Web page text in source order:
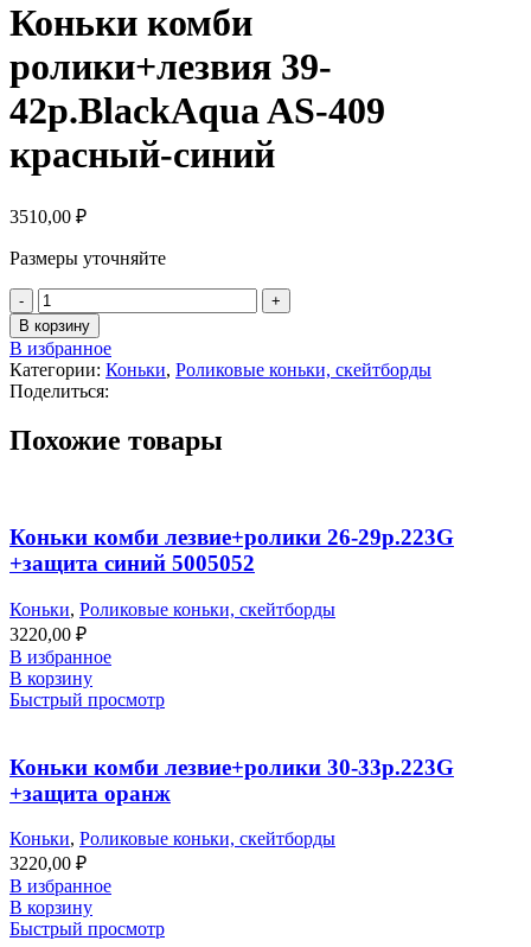
Коньки комби
ролики+лезвия 39-
42р.BlackAqua AS-409
красный-синий
3510,00 ₽
Размеры уточняйте
В корзину
В избранное
Категории: Коньки, Роликовые коньки, скейтборды
Поделиться:
Похожие товары
Коньки комби лезвие+ролики 26-29р.223G
+защита синий 5005052
Коньки, Роликовые коньки, скейтборды
3220,00 ₽
В избранное
В корзину
Быстрый просмотр
Коньки комби лезвие+ролики 30-33р.223G
+защита оранж
Коньки, Роликовые коньки, скейтборды
3220,00 ₽
В избранное
В корзину
Быстрый просмотр